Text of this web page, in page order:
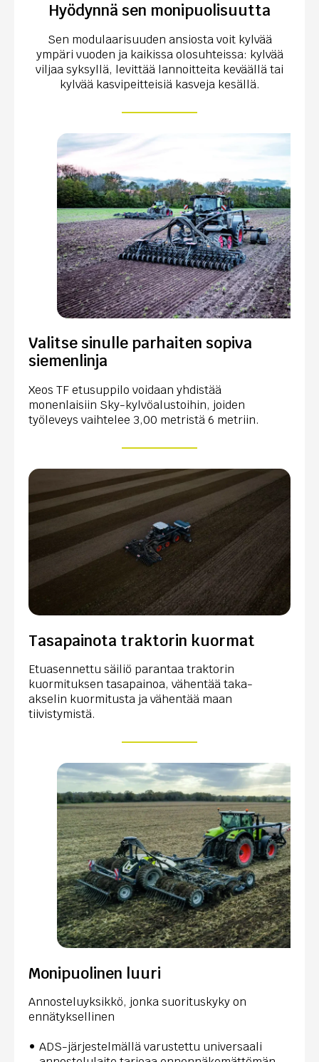
Hyödynnä sen monipuolisuutta
Sen modulaarisuuden ansiosta voit kylvää
ympäri vuoden ja kaikissa olosuhteissa: kylvää
viljaa syksyllä, levittää lannoitteita keväällä tai
kylvää kasvipeitteisiä kasveja kesällä.
Valitse sinulle parhaiten sopiva
siemenlinja
Xeos TF etusuppilo voidaan yhdistää
monenlaisiin Sky-kylvöalustoihin, joiden
työleveys vaihtelee 3,00 metristä 6 metriin.
Tasapainota traktorin kuormat
Etuasennettu säiliö parantaa traktorin
kuormituksen tasapainoa, vähentää taka-
akselin kuormitusta ja vähentää maan
tiivistymistä.
Monipuolinen luuri
Annosteluyksikkö, jonka suorituskyky on
ennätyksellinen
ADS-järjestelmällä varustettu universaali